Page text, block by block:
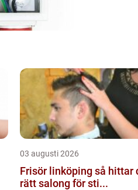
03 augusti 2026
Frisör linköping så hittar du
rätt salong för sti...